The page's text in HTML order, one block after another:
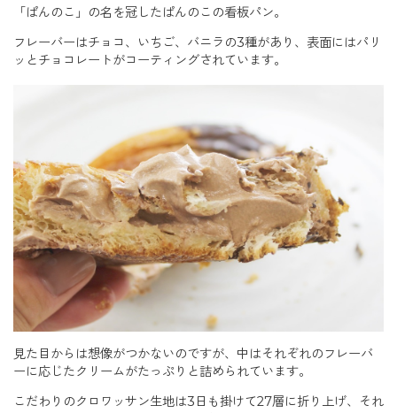
「ぱんのこ」の名を冠したぱんのこの看板パン。
フレーバーはチョコ、いちご、バニラの3種があり、表面にはパリ
ッとチョコレートがコーティングされています。
見た目からは想像がつかないのですが、中はそれぞれのフレーバ
ーに応じたクリームがたっぷりと詰められています。
こだわりのクロワッサン生地は3日も掛けて27層に折り上げ、それ